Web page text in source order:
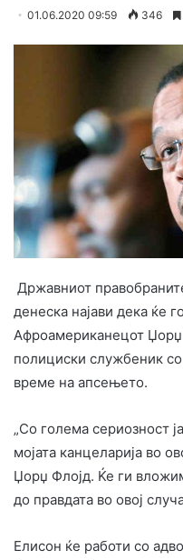
01.06.2020 09:59 346
Државниот
денеска најави дека ќе
Афроамериканецот Џорџ
полициски службеник со
време на апсењето.
„Со голема сериозност
мојата канцеларија во
Џорџ Флојд. Ќе ги
до правдата во овој
Елисон ќе работи со